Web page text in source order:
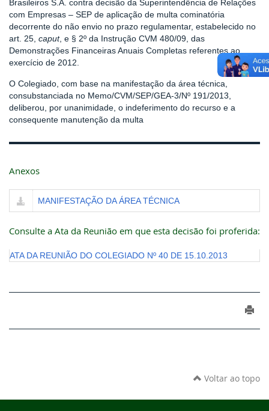
Brasileiros S.A. contra decisão da Superintendência de Relações
com Empresas – SEP de aplicação de multa cominatória
decorrente do não envio no prazo regulamentar, estabelecido no
art. 25, caput, e § 2º da Instrução CVM 480/09, das
Demonstrações Financeiras Anuais Completas referentes ao
exercício de 2012.
O Colegiado, com base na manifestação da área técnica,
consubstanciada no Memo/CVM/SEP/GEA-3/Nº 191/2013,
deliberou, por unanimidade, o indeferimento do recurso e a
consequente manutenção da multa
Anexos
MANIFESTAÇÃO DA ÁREA TÉCNICA
Consulte a Ata da Reunião em que esta decisão foi proferida:
ATA DA REUNIÃO DO COLEGIADO Nº 40 DE 15.10.2013
Voltar ao topo